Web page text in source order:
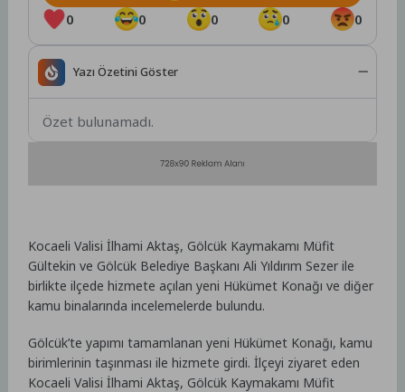
0 0 0 0 0
Yazı Özetini Göster
Özet bulunamadı.
Kocaeli Valisi İlhami Aktaş, Gölcük Kaymakamı Müfit
Gültekin ve Gölcük Belediye Başkanı Ali Yıldırım Sezer ile
birlikte ilçede hizmete açılan yeni Hükümet Konağı ve diğer
kamu binalarında incelemelerde bulundu.
Gölcük’te yapımı tamamlanan yeni Hükümet Konağı, kamu
birimlerinin taşınması ile hizmete girdi. İlçeyi ziyaret eden
Kocaeli Valisi İlhami Aktaş, Gölcük Kaymakamı Müfit